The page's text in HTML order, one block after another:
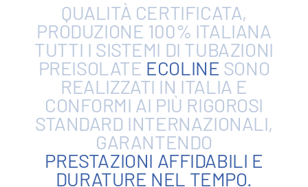
QUALITÀ CERTIFICATA,
PRODUZIONE 100% ITALIANA
TUTTI I SISTEMI DI TUBAZIONI
PREISOLATE ECOLINE SONO
REALIZZATI IN ITALIA E
CONFORMI AI PIÙ RIGOROSI
STANDARD INTERNAZIONALI,
GARANTENDO
PRESTAZIONI AFFIDABILI E
DURATURE NEL TEMPO.